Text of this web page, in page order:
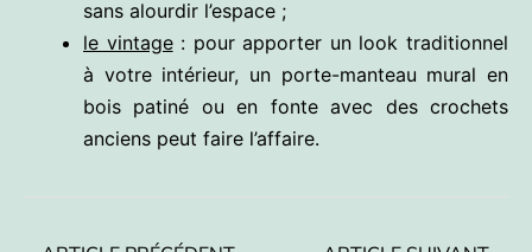
sans alourdir l’espace ;
le vintage: pour apporter un look traditionnel
à votre intérieur, un porte-manteau mural en
bois patiné ou en fonte avec des crochets
anciens peut faire l’affaire.